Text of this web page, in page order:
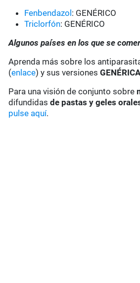
Fenbendazol : GENÉRICO
Triclorfón: GENÉRICO
Algunos países en los que se
Aprenda más sobre los
(enlace) y sus versiones
Para una visión de conjunto sobre
difundidas de pastas y geles
pulse aquí.